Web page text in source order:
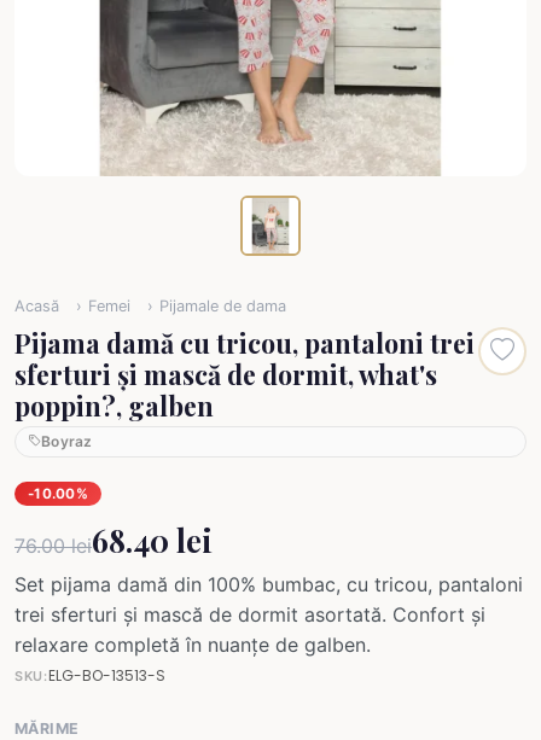
Acasă Femei Pijamale de dama
Pijama damă cu tricou, pantaloni trei
sferturi și mască de dormit, what's
poppin?, galben
Boyraz
-10.00%
76.00 lei68.40 lei
Set pijama damă din 100% bumbac, cu tricou, pantaloni
trei sferturi și mască de dormit asortată. Confort și
relaxare completă în nuanțe de galben.
SKU:ELG-BO-13513-S
MĂRIME